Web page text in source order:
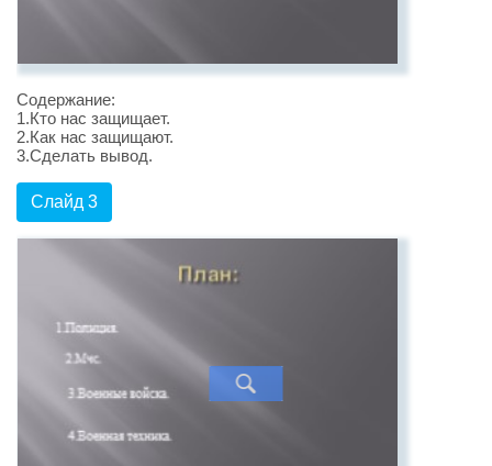
Содержание:
1.Кто нас защищает.
2.Как нас защищают.
3.Сделать вывод.
Слайд 3